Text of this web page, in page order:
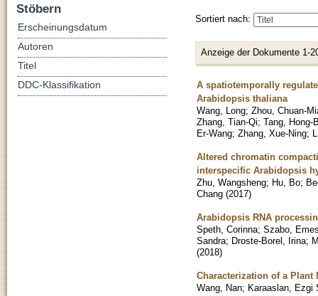
Sortiert nach:
Anzeige der Dokumente 1-
A spatiotemporally
Arabidopsis thaliana
Wang, Long; Zhou, Chuan-
Zhang, Tian-Qi; Tang, Hong-
Er-Wang; Zhang, Xue-Ning;
Altered chromatin
interspecific Arabidopsis
Zhu, Wangsheng; Hu, Bo;
Chang (2017)
Arabidopsis RNA
Speth, Corinna; Szabo,
Sandra; Droste-Borel, Irina;
(2018)
Characterization of a
Wang, Nan; Karaaslan, Ezgi
Stöbern
Erscheinungsdatum
Autoren
Titel
DDC-Klassifikation